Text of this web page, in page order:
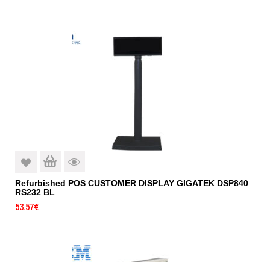
Refurbished POS CUSTOMER DISPLAY GIGATEK DSP840
RS232 BL
53.57€